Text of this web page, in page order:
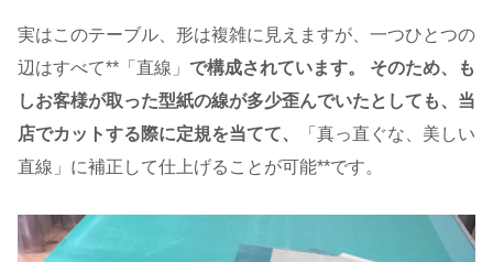
実はこのテーブル、形は複雑に見えますが、一つひとつの
辺はすべて**「直線」 で構成されています。 そのため、も
しお客様が取った型紙の線が多少歪んでいたとしても、当
店でカットする際に定規を当てて、
「真っ直ぐな、美しい
直線」に補正して仕上げることが可能**です。